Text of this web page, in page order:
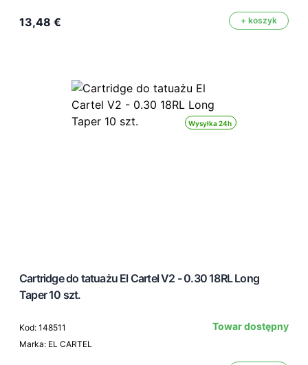
13,48 € + koszyk
Wysyłka 24h
Cartridge do tatuażu El Cartel V2 - 0.30 18RL Long
Taper 10 szt.
Kod: 148511
Marka: EL CARTEL
Towar dostępny